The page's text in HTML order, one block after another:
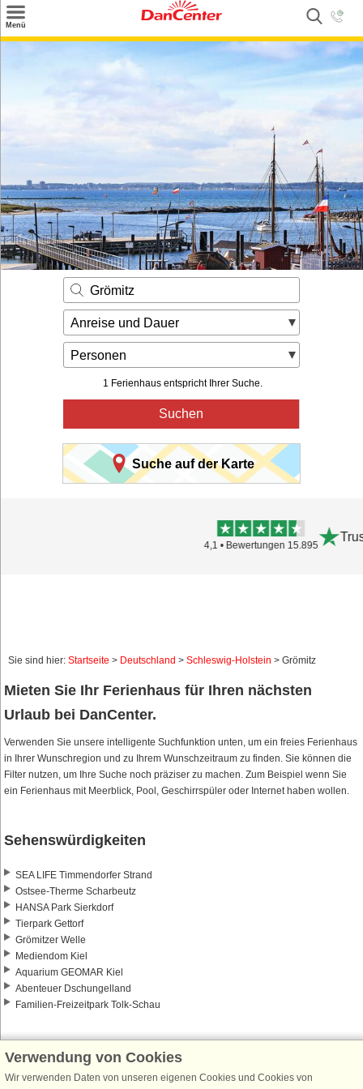
Menü
Kontakt
Gut zu wissen
Login
Grömitz
Anreise und Dauer
Personen
1 Ferienhaus entspricht Ihrer Suche.
Suchen
Suche auf der Karte
4,1 • Bewertungen 15.895
Trustpilot
Sie sind hier: Startseite > Deutschland > Schleswig-Holstein > Grömitz
Mieten Sie Ihr Ferienhaus für Ihren nächsten
Urlaub bei DanCenter.
Verwenden Sie unsere intelligente Suchfunktion unten, um ein freies Ferienhaus
in Ihrer Wunschregion und zu Ihrem Wunschzeitraum zu finden. Sie können die
Filter nutzen, um Ihre Suche noch präziser zu machen. Zum Beispiel wenn Sie
ein Ferienhaus mit Meerblick, Pool, Geschirrspüler oder Internet haben wollen.
Sehenswürdigkeiten
SEA LIFE Timmendorfer Strand
Ostsee-Therme Scharbeutz
HANSA Park Sierkdorf
Tierpark Gettorf
Grömitzer Welle
Mediendom Kiel
Aquarium GEOMAR Kiel
Abenteuer Dschungelland
Familien-Freizeitpark Tolk-Schau
Verwendung von Cookies
Wir verwenden Daten von unseren eigenen Cookies und Cookies von